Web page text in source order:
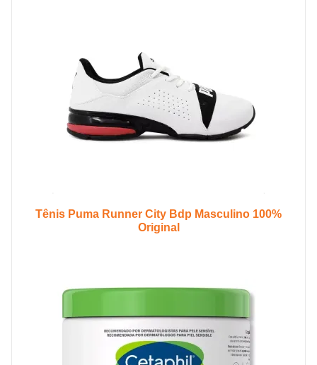
Tênis Puma Runner City Bdp Masculino 100%
Original